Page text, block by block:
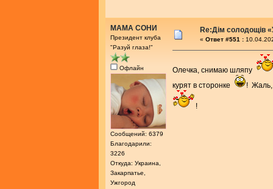
МАМА СОНИ
Президент клуба
"Разуй глаза!"
Офлайн
Сообщений: 6379
Благодарили:
3226
Откуда: Украина,
Закарпатье,
Ужгород
Re:Дім солодощів
« Ответ #551 :
Олечка, снимаю шляпу
курят в сторонке
! Жаль,
!